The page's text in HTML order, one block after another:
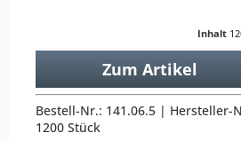
Inhalt
Zum Artikel
Bestell-Nr.: 141.06.5 | Hersteller-
1200 Stück